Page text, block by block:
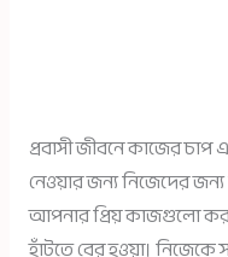
প্রবাসী জীবনে কাজের চাপ
নেওয়ার জন্য নিজেদের
আপনার প্রিয় কাজগুলো
হাঁটতে বের হওয়া।